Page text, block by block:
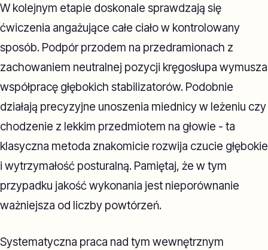
W kolejnym etapie doskonale sprawdzają się
ćwiczenia angażujące całe ciało w kontrolowany
sposób. Podpór przodem na przedramionach z
zachowaniem neutralnej pozycji kręgosłupa wymusza
współpracę głębokich stabilizatorów. Podobnie
działają precyzyjne unoszenia miednicy w leżeniu czy
chodzenie z lekkim przedmiotem na głowie - ta
klasyczna metoda znakomicie rozwija czucie głębokie
i wytrzymałość posturalną. Pamiętaj, że w tym
przypadku jakość wykonania jest nieporównanie
ważniejsza od liczby powtórzeń.
Systematyczna praca nad tym wewnętrznym